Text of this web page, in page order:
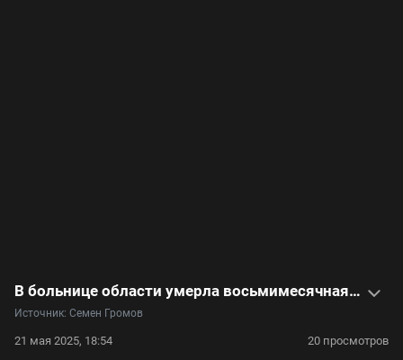
В больнице области умерла восьмимесячная девочка. Видеоинтервью с семьей
Источник: Семен Громов
21 мая 2025, 18:54 20 просмотров